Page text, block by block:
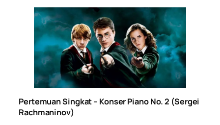
Pertemuan Singkat – Konser Piano No. 2 (Sergei
Rachmaninov)